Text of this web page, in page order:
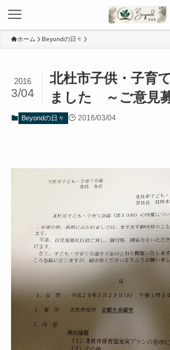
ホーム Beyondの日々
北杜市子供・子育
ました ～ご意見
2016
3/04
Beyondの日々 2016/03/04